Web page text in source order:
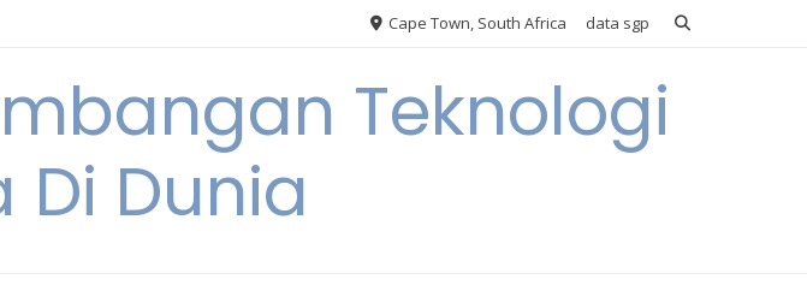
Cape Town, South Africa data sgp
Teknologi
Di Dunia